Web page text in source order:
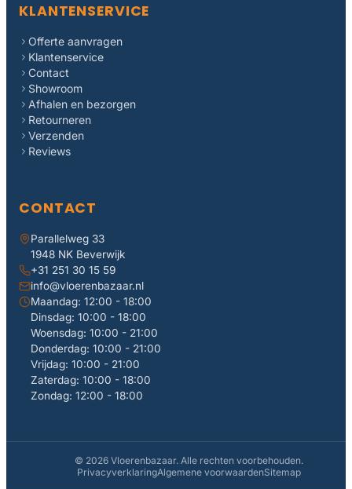
KLANTENSERVICE
Offerte aanvragen
Klantenservice
Contact
Showroom
Afhalen en bezorgen
Retourneren
Verzenden
Reviews
CONTACT
Parallelweg 33
1948 NK Beverwijk
+31 251 30 15 59
info@vloerenbazaar.nl
Maandag: 12:00 - 18:00
Dinsdag: 10:00 - 18:00
Woensdag: 10:00 - 21:00
Donderdag: 10:00 - 21:00
Vrijdag: 10:00 - 21:00
Zaterdag: 10:00 - 18:00
Zondag: 12:00 - 18:00
© 2026 Vloerenbazaar. Alle rechten voorbehouden.
PrivacyverklaringAlgemene voorwaardenSitemap